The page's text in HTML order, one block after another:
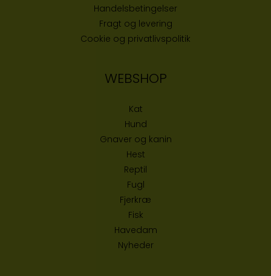
Handelsbetingelser
Fragt og levering
Cookie og privatlivspolitik
WEBSHOP
Kat
Hund
Gnaver og kanin
Hest
Reptil
Fugl
Fjerkræ
Fisk
Havedam
Nyheder